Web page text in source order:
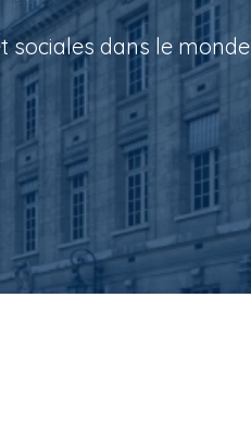
sociales dans le monde